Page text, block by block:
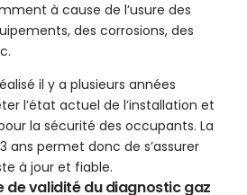
à cause de l’usure des
des corrosions, des
il y a plusieurs années
l’état actuel de l’installation et
la sécurité des occupants. La
ans permet donc de s’assurer
à jour et fiable.
de validité du diagnostic gaz